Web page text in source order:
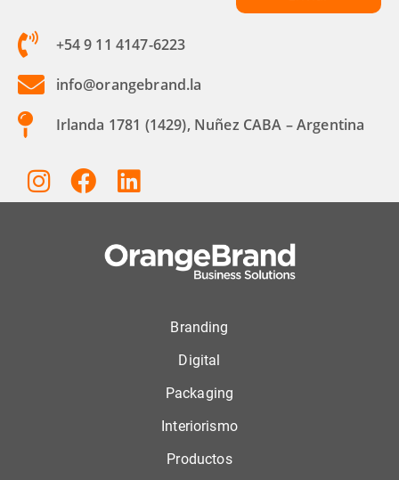
+54 9 11 4147-6223
info@orangebrand.la
Irlanda 1781 (1429), Nuñez CABA – Argentina
Branding
Digital
Packaging
Interiorismo
Productos